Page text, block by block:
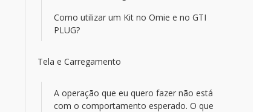
Como utilizar um Kit no Omie e no GTI
PLUG?
Tela e Carregamento
A operação que eu quero fazer não está
com o comportamento esperado. O que